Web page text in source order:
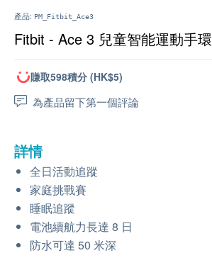
產品: PM_Fitbit_Ace3
Fitbit - Ace 3 兒童智能運動手環
賺取598積分 (HK$5)
為產品留下第一個評論
詳情
全日活動追蹤
家庭挑戰賽
睡眠追蹤
電池續航力長達 8 日
防水可達 50 米深